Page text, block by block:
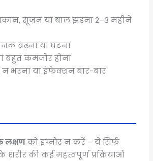
सूजन या बाल झड़ना 2–3 महीने
बढ़ना या घटना
बहुत कमजोर होना
न भरना या इंफेक्शन बार-बार
लक्षणको इग्नोर न करें – ये सिर्फ
शरीर की कई महत्वपूर्ण प्रक्रियाओं